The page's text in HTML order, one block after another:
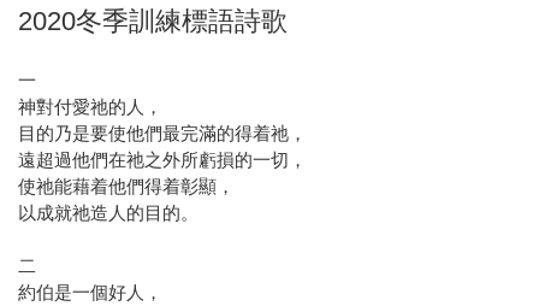
2020冬季訓練標語詩歌
一
神對付愛祂的人，
目的乃是要使他們最完滿的得着祂，
遠超過他們在祂之外所虧損的一切，
使祂能藉着他們得着彰顯，
以成就祂造人的目的。
二
約伯是一個好人，